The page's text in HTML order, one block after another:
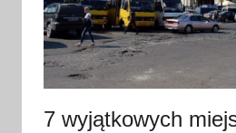
1
9
7 wyjątkowych